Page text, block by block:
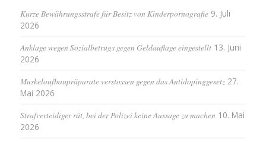
Kurze Bewährungsstrafe für Besitz von Kinderpornografie 9. Juli
2026
Anklage wegen Sozialbetrugs gegen Geldauflage eingestellt 13. Juni
2026
Muskelaufbaupräparate verstossen gegen das Antidopinggesetz 27.
Mai 2026
Strafverteidiger rät, bei der Polizei keine Aussage zu machen 10. Mai
2026